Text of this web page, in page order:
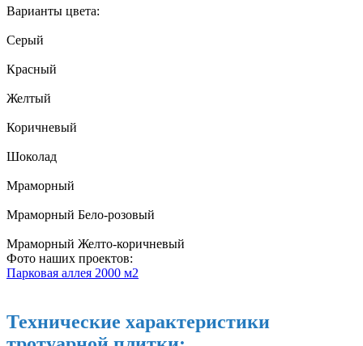
Варианты цвета:
Серый
Красный
Желтый
Коричневый
Шоколад
Мраморный
Мраморный Бело-розовый
Мраморный Желто-коричневый
Фото наших проектов:
Парковая аллея 2000 м2
Технические характеристики